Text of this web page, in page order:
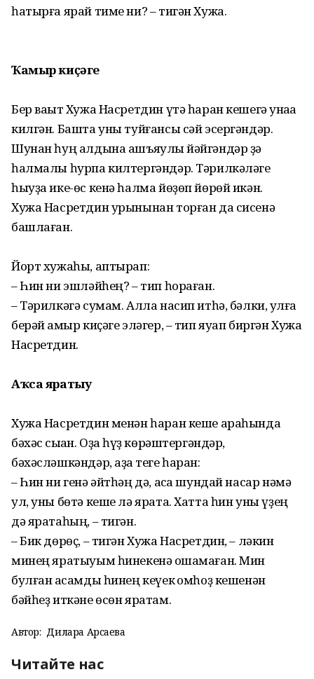
һатырға ярай тиме ни? – тигән Хужа.
Ҡамыр киҫәге
Бер ваҡыт Хужа Насретдин үтә һаран кешегә ҡунаҡҡа
килгән. Башта уны туйғансы сәй эсергәндәр.
Шунан һуң алдына ашъяулыҡ йәйгәндәр ҙә
һалмалы һурпа килтергәндәр. Тәрилкәләге
һыуҙа ике-өс кенә һалма йөҙөп йөрөй икән.
Хужа Насретдин урынынан торған да сисенә
башлаған.
Йорт хужаһы, аптырап:
– Һин ни эшләйһең? – тип һораған.
– Тәрилкәгә сумам. Алла насип итһә, бәлки, ҡулға
берәй ҡамыр киҫәге эләгер, – тип яуап биргән Хужа
Насретдин.
Аҡса яратыу
Хужа Насретдин менән һаран кеше араһында
бәхәс сыҡҡан. Оҙаҡ һүҙ көрәштергәндәр,
бәхәсләшкәндәр, аҙаҡ теге һаран:
– Һин ни генә әйтһәң дә, аҡса шундай насар нәмә
ул, уны бөтә кеше лә ярата. Хатта һин уны үҙең
дә яратаһың, – тигән.
– Бик дөрөҫ, – тигән Хужа Насретдин, – ләкин
минең яратыуым һинекенә оҡшамаған. Мин
булған аҡсамды һинең кеүек ҡомһоҙ кешенән
бәйһеҙ иткәне өсөн яратам.
Автор: Дилара Арсаева
Читайте нас